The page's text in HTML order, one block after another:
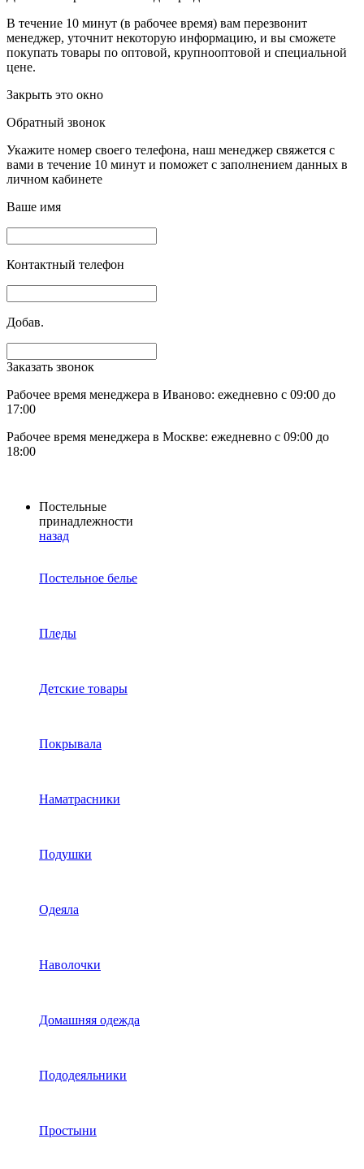
В течение 10 минут (в рабочее время) вам перезвонит
менеджер, уточнит некоторую информацию, и вы сможете
покупать товары по оптовой, крупнооптовой и специальной
цене.
Закрыть это окно
Обратный звонок
Укажите номер своего телефона, наш менеджер свяжется с
вами в течение 10 минут и поможет с заполнением данных в
личном кабинете
Ваше имя
Контактный телефон
Добав.
Заказать звонок
Рабочее время менеджера в Иваново: ежедневно с 09:00 до
17:00
Рабочее время менеджера в Москве: ежедневно с 09:00 до
18:00
Постельные
принадлежности
назад
Постельное белье
Пледы
Детские товары
Покрывала
Наматрасники
Подушки
Одеяла
Наволочки
Домашняя одежда
Пододеяльники
Простыни